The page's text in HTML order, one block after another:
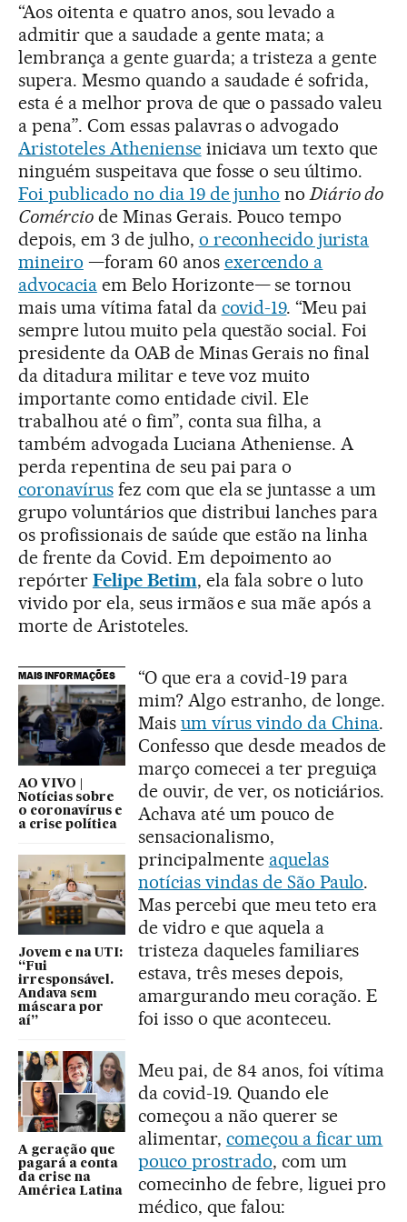
“Aos oitenta e quatro anos, sou levado a
admitir que a saudade a gente mata; a
lembrança a gente guarda; a tristeza a gente
supera. Mesmo quando a saudade é sofrida,
esta é a melhor prova de que o passado valeu
a pena”. Com essas palavras o advogado
Aristoteles Athenienseiniciava um texto que
ninguém suspeitava que fosse o seu último.
Foi publicado no dia 19 de junho noDiário do
Comérciode Minas Gerais. Pouco tempo
depois, em 3 de julho, o reconhecido jurista
mineiro —foram 60 anos exercendo a
advocaciaem Belo Horizonte— se tornou
mais uma vítima fatal da covid-19. “Meu pai
sempre lutou muito pela questão social. Foi
presidente da OAB de Minas Gerais no final
da ditadura militar e teve voz muito
importante como entidade civil. Ele
trabalhou até o fim”, conta sua filha, a
também advogada Luciana Atheniense. A
perda repentina de seu pai para o
coronavírusfez com que ela se juntasse a um
grupo voluntários que distribui lanches para
os profissionais de saúde que estão na linha
de frente da Covid. Em depoimento ao
repórter Felipe Betim, ela fala sobre o luto
vivido por ela, seus irmãos e sua mãe após a
morte de Aristoteles.
MAIS INFORMAÇÕES
AO VIVO |
Notícias sobre
o coronavírus e
a crise política
Jovem e na UTI:
“Fui
irresponsável.
Andava sem
máscara por
aí”
A geração que
pagará a conta
da crise na
América Latina
“O que era a covid-19 para
mim? Algo estranho, de longe.
Mais um vírus vindo da China.
Confesso que desde meados de
março comecei a ter preguiça
de ouvir, de ver, os noticiários.
Achava até um pouco de
sensacionalismo,
principalmente aquelas
notícias vindas de São Paulo.
Mas percebi que meu teto era
de vidro e que aquela a
tristeza daqueles familiares
estava, três meses depois,
amargurando meu coração. E
foi isso o que aconteceu.
Meu pai, de 84 anos, foi vítima
da covid-19. Quando ele
começou a não querer se
alimentar, começou a ficar um
pouco prostrado, com um
comecinho de febre, liguei pro
médico, que falou: